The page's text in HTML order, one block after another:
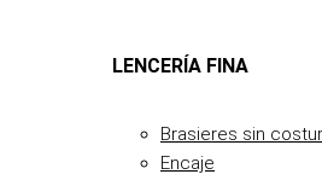
LENCERÍA FINA
Brasieres sin
Encaje